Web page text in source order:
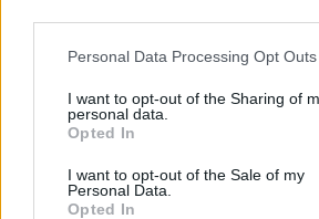
Please note that this website/app uses
not limited to your visit or usage
grant or deny consent to Google and its
use your data for below specified
consent section.
Personal Data Processing Opt Outs
I want to opt-out of the Sharing of
personal data.
Opted In
I want to opt-out of the Sale of my
Personal Data.
Opted In